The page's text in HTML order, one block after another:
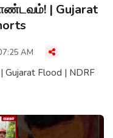
| Gujarat
AM
Flood | NDRF